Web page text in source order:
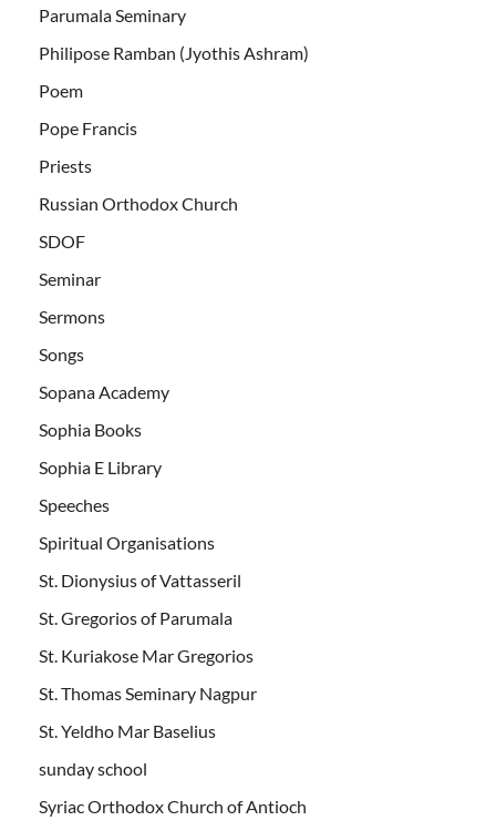
Parumala Seminary
Philipose Ramban (Jyothis Ashram)
Poem
Pope Francis
Priests
Russian Orthodox Church
SDOF
Seminar
Sermons
Songs
Sopana Academy
Sophia Books
Sophia E Library
Speeches
Spiritual Organisations
St. Dionysius of Vattasseril
St. Gregorios of Parumala
St. Kuriakose Mar Gregorios
St. Thomas Seminary Nagpur
St. Yeldho Mar Baselius
sunday school
Syriac Orthodox Church of Antioch